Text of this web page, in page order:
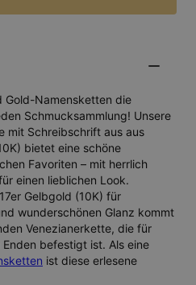
Gold-Namensketten die
Schmucksammlung! Unsere
mit Schreibschrift aus aus
bietet eine schöne
Favoriten – mit herrlich
einen lieblichen Look.
Gelbgold (10K) für
wunderschönen Glanz kommt
Venezianerkette, die für
befestigt ist. Als eine
ist diese erlesene